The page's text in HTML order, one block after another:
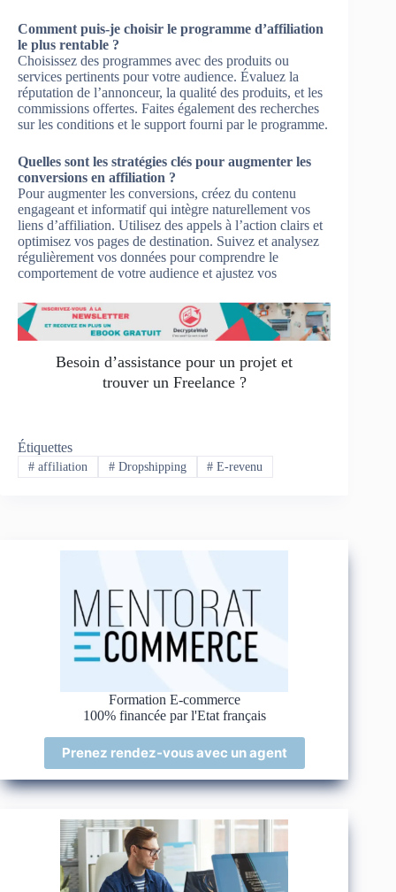
Comment puis-je choisir le programme d’affiliation
le plus rentable ?
Choisissez des programmes avec des produits ou
services pertinents pour votre audience. Évaluez la
réputation de l’annonceur, la qualité des produits, et les
commissions offertes. Faites également des recherches
sur les conditions et le support fourni par le programme.
Quelles sont les stratégies clés pour augmenter les
conversions en affiliation ?
Pour augmenter les conversions, créez du contenu
engageant et informatif qui intègre naturellement vos
liens d’affiliation. Utilisez des appels à l’action clairs et
optimisez vos pages de destination. Suivez et analysez
régulièrement vos données pour comprendre le
comportement de votre audience et ajustez vos
Besoin d’assistance pour un projet et
trouver un Freelance ?
Étiquettes
#affiliation #Dropshipping # E-revenu
Formation E-commerce
100% financée par l'Etat français
Prenez rendez-vous avec un agent